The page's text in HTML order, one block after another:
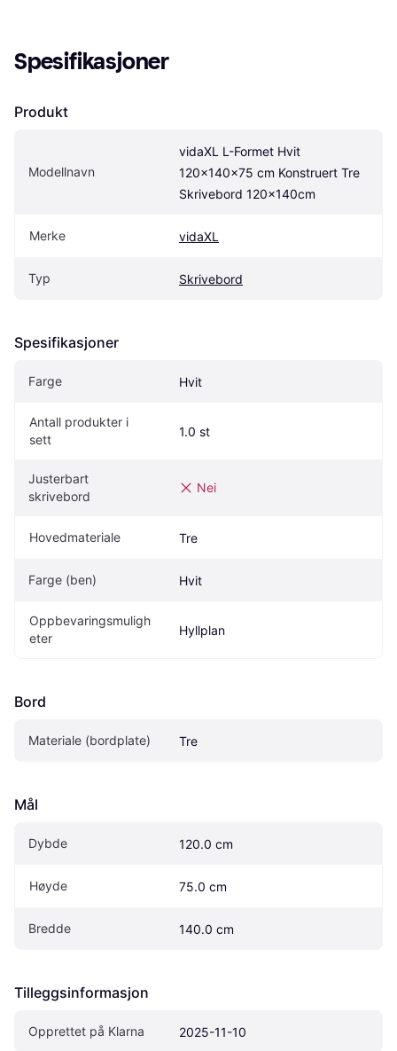
Spesifikasjoner
Produkt
Modellnavn
vidaXL L-Formet Hvit
120x140x75 cm Konstruert Tre
Skrivebord 120x140cm
Merke vidaXL
Typ Skrivebord
Spesifikasjoner
Farge Hvit
Antall produkter i
sett
1.0 st
Justerbart
skrivebord
Nei
Hovedmateriale Tre
Farge (ben) Hvit
Oppbevaringsmuligh
eter
Hyllplan
Bord
Materiale (bordplate) Tre
Mål
Dybde 120.0 cm
Høyde 75.0 cm
Bredde 140.0 cm
Tilleggsinformasjon
Opprettet på Klarna 2025-11-10